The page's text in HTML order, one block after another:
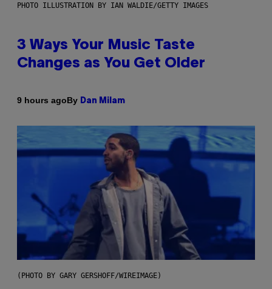
PHOTO ILLUSTRATION BY IAN WALDIE/GETTY IMAGES
3 Ways Your Music Taste
Changes as You Get Older
9 hours agoBy Dan Milam
(PHOTO BY GARY GERSHOFF/WIREIMAGE)